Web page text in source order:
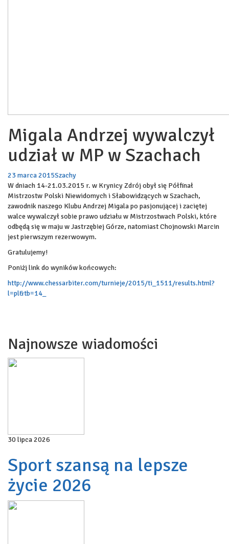
Migala Andrzej wywalczył
udział w MP w Szachach
23 marca 2015Szachy
W dniach 14-21.03.2015 r. w Krynicy Zdrój obył się Półfinał
Mistrzostw Polski Niewidomych i Słabowidzących w Szachach,
zawodnik naszego Klubu Andrzej Migala po pasjonującej i zaciętej
walce wywalczył sobie prawo udziału w Mistrzostwach Polski, które
odbędą się w maju w Jastrzębiej Górze, natomiast Chojnowski Marcin
jest pierwszym rezerwowym.
Gratulujemy!
Poniżj link do wyników końcowych:
http://www.chessarbiter.com/turnieje/2015/ti_1511/results.html?
l=pl&tb=14_
Najnowsze wiadomości
30 lipca 2026
Sport szansą na lepsze
życie 2026